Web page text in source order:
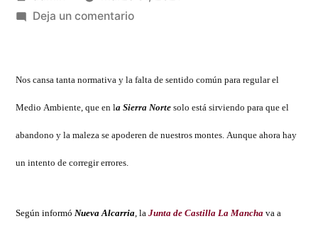
por
Deja un comentarioen
la
del
PN
Guadalajara
Nos cansa tanta normativa y la falta de sentido común para regular el
Medio Ambiente, que en la Sierra Nortesolo está sirviendo para que el
abandono y la maleza se apoderen de nuestros montes. Aunque ahora hay
un intento de corregir errores.
Según informó Nueva Alcarria, laJunta de Castilla La Manchava a